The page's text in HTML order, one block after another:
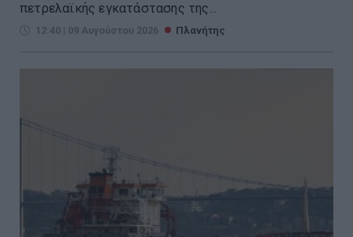
πετρελαϊκής εγκατάστασης της...
12:40 | 09 Αυγούστου 2026 Πλανήτης